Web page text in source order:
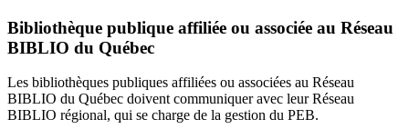
Bibliothèque publique affiliée ou associée au Réseau
BIBLIO du Québec
Les bibliothèques publiques affiliées ou associées au Réseau
BIBLIO du Québec doivent communiquer avec leur Réseau
BIBLIO régional, qui se charge de la gestion du PEB.